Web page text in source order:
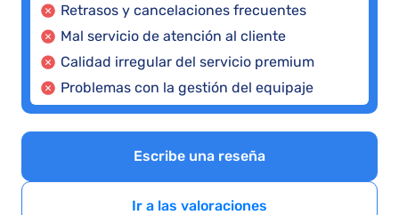
Retrasos y cancelaciones frecuentes
Mal servicio de atención al cliente
Calidad irregular del servicio premium
Problemas con la gestión del equipaje
Escribe una reseña
Ir a las valoraciones